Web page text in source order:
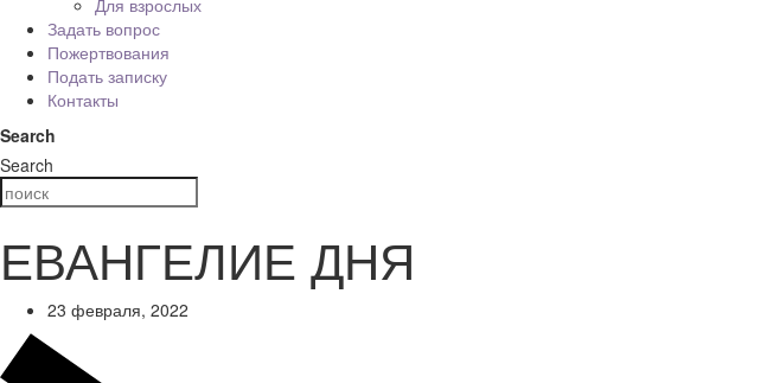
Для взрослых
Задать вопрос
Пожертвования
Подать записку
Контакты
Search
Search
ЕВАНГЕЛИЕ ДНЯ
23 февраля, 2022